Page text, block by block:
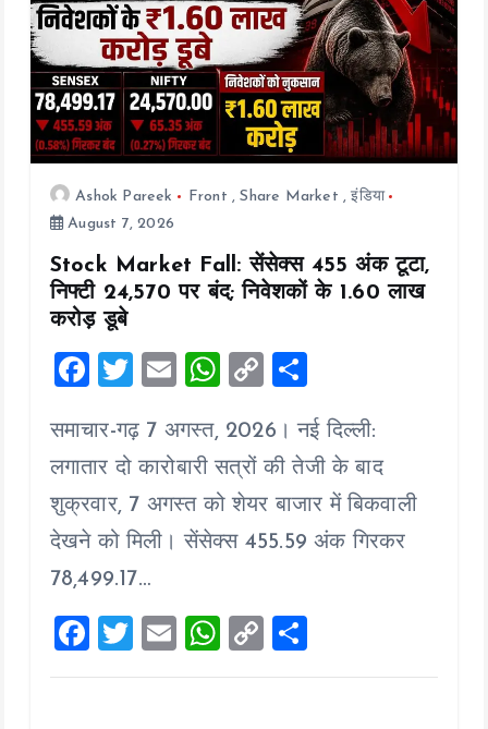
n
Ashok Pareek Front ,Share Market ,इंडिया
August 7, 2026
Stock Market Fall: सेंसेक्स 455 अंक टूटा,
निफ्टी 24,570 पर बंद; निवेशकों के ₹1.60 लाख
करोड़ डूबे
F
ce
b
o
o
k
T
tt
er
E
ai
l
W
at
s
A
p
C
p
y
Li
n
a
re
समाचार-गढ़ 7 अगस्त, 2026। नई दिल्ली:
लगातार दो कारोबारी सत्रों की तेजी के बाद
शुक्रवार, 7 अगस्त को शेयर बाजार में बिकवाली
देखने को मिली। सेंसेक्स 455.59 अंक गिरकर
78,499.17…
F
a
T
wi
E
m
W
h
C
o
h